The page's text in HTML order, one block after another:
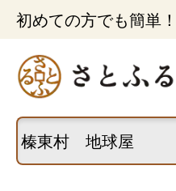
初めての方でも簡単